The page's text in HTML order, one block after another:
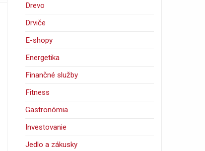
Drevo
Drviče
E-shopy
Energetika
Finančné služby
Fitness
Gastronómia
Investovanie
Jedlo a zákusky